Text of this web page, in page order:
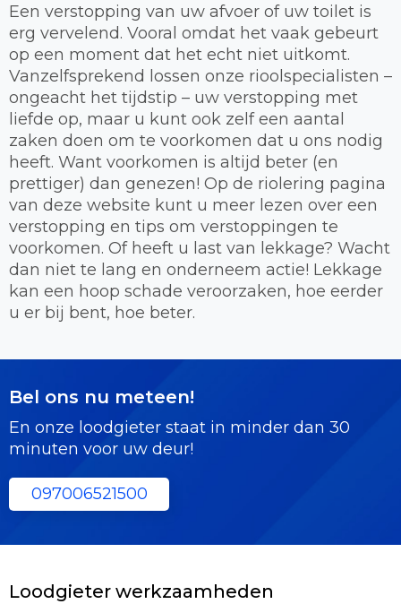
Een verstopping van uw afvoer of uw toilet is
erg vervelend. Vooral omdat het vaak gebeurt
op een moment dat het echt niet uitkomt.
Vanzelfsprekend lossen onze rioolspecialisten –
ongeacht het tijdstip – uw verstopping met
liefde op, maar u kunt ook zelf een aantal
zaken doen om te voorkomen dat u ons nodig
heeft. Want voorkomen is altijd beter (en
prettiger) dan genezen! Op de riolering pagina
van deze website kunt u meer lezen over een
verstopping en tips om verstoppingen te
voorkomen. Of heeft u last van lekkage? Wacht
dan niet te lang en onderneem actie! Lekkage
kan een hoop schade veroorzaken, hoe eerder
u er bij bent, hoe beter.
Bel ons nu meteen!
En onze loodgieter staat in minder dan 30
minuten voor uw deur!
097006521500
Loodgieter werkzaamheden